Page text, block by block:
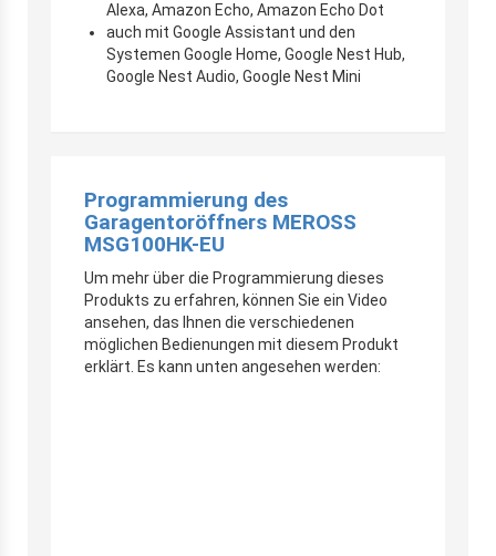
Alexa, Amazon Echo, Amazon Echo Dot
auch mit Google Assistant und den
Systemen Google Home, Google Nest Hub,
Google Nest Audio, Google Nest Mini
Programmierung des
Garagentoröffners MEROSS
MSG100HK-EU
Um mehr über die Programmierung dieses
Produkts zu erfahren, können Sie ein Video
ansehen, das Ihnen die verschiedenen
möglichen Bedienungen mit diesem Produkt
erklärt. Es kann unten angesehen werden: